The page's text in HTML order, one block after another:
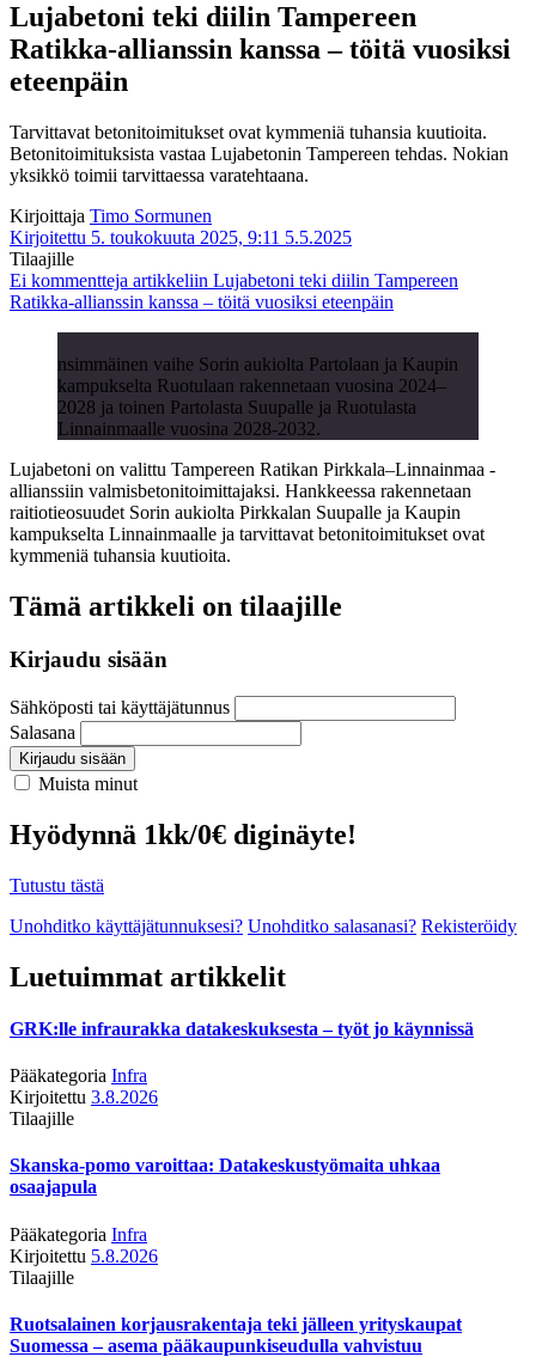
Lujabetoni teki diilin Tampereen
Ratikka-allianssin kanssa – töitä vuosiksi
eteenpäin
Tarvittavat betonitoimitukset ovat kymmeniä tuhansia kuutioita.
Betonitoimituksista vastaa Lujabetonin Tampereen tehdas. Nokian
yksikkö toimii tarvittaessa varatehtaana.
Kirjoittaja Timo Sormunen
Kirjoitettu 5. toukokuuta 2025, 9:11 5.5.2025
Tilaajille
Ei kommentteja artikkeliin Lujabetoni teki diilin Tampereen
Ratikka-allianssin kanssa – töitä vuosiksi eteenpäin
nsimmäinen vaihe Sorin aukiolta Partolaan ja Kaupin
kampukselta Ruotulaan rakennetaan vuosina 2024–
2028 ja toinen Partolasta Suupalle ja Ruotulasta
Linnainmaalle vuosina 2028-2032.
Lujabetoni on valittu Tampereen Ratikan Pirkkala–Linnainmaa -
allianssiin valmisbetonitoimittajaksi. Hankkeessa rakennetaan
raitiotieosuudet Sorin aukiolta Pirkkalan Suupalle ja Kaupin
kampukselta Linnainmaalle ja tarvittavat betonitoimitukset ovat
kymmeniä tuhansia kuutioita.
Tämä artikkeli on tilaajille
Kirjaudu sisään
Sähköposti tai käyttäjätunnus
Salasana
Kirjaudu sisään
Muista minut
Hyödynnä 1kk/0€ diginäyte!
Tutustu tästä
Unohditko käyttäjätunnuksesi? Unohditko salasanasi? Rekisteröidy
Luetuimmat artikkelit
GRK:lle infraurakka datakeskuksesta – työt jo käynnissä
Pääkategoria Infra
Kirjoitettu 3.8.2026
Tilaajille
Skanska-pomo varoittaa: Datakeskustyömaita uhkaa
osaajapula
Pääkategoria Infra
Kirjoitettu 5.8.2026
Tilaajille
Ruotsalainen korjausrakentaja teki jälleen yrityskaupat
Suomessa – asema pääkaupunkiseudulla vahvistuu